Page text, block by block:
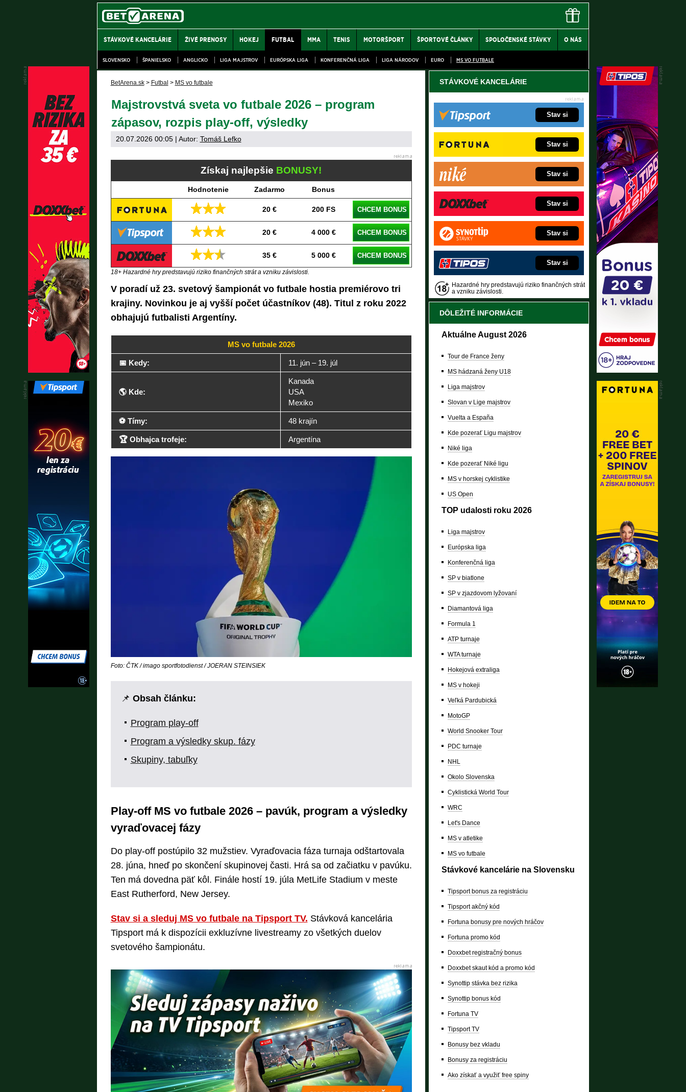
STÁVKOVÉ KANCELÁRIE ŽIVÉ PRENOSY HOKEJ FUTBAL MMA TENIS MOTORŠPORT ŠPORTOVÉ ČLÁNKY SPOLOČENSKÉ STÁVKY O NÁS
SLOVENSKO ŠPANIELSKO ANGLICKO LIGA MAJSTROV EURÓPSKA LIGA KONFERENČNÁ LIGA LIGA NÁRODOV EURO MS VO FUTBALE
BetArena.sk > Futbal > MS vo futbale
Majstrovstvá sveta vo futbale 2026 – program
zápasov, rozpis play-off, výsledky
20.07.2026 00:05| Autor: Tomáš Lefko
Získaj najlepšie BONUSY!
Hodnotenie Zadarmo Bonus
20 € 200 FS CHCEM BONUS
20 € 4 000 € CHCEM BONUS
35 € 5 000 € CHCEM BONUS
18+ Hazardné hry predstavujú riziko finančných strát a vzniku závislosti.
V poradí už 23. svetový šampionát vo futbale hostia premiérovo tri
krajiny. Novinkou je aj vyšší počet účastníkov (48). Titul z roku 2022
obhajujú futbalisti Argentíny.
MS vo futbale 2026
📅 Kedy: 11. jún – 19. júl
🌎 Kde:
Kanada
USA
Mexiko
⚽ Tímy: 48 krajín
🏆 Obhajca trofeje: Argentína
Foto: ČTK / imago sportfotodienst / JOERAN STEINSIEK
📌 Obsah článku:
Program play-off
Program a výsledky skup. fázy
Skupiny, tabuľky
Play-off MS vo futbale 2026 – pavúk, program a výsledky
vyraďovacej fázy
Do play-off postúpilo 32 mužstiev. Vyraďovacia fáza turnaja odštartovala
28. júna, hneď po skončení skupinovej časti. Hrá sa od začiatku v pavúku.
Ten má dovedna päť kôl. Finále hostí 19. júla MetLife Stadium v meste
East Rutherford, New Jersey.
Stav si a sleduj MS vo futbale na Tipsport TV. Stávková kancelária
Tipsport má k dispozícii exkluzívne livestreamy zo všetkých duelov
svetového šampionátu.
STÁVKOVÉ KANCELÁRIE
Stav si
Stav si
Stav si
Stav si
Stav si
Stav si
Hazardné hry predstavujú riziko finančných strát
a vzniku závislosti.
DÔLEŽITÉ INFORMÁCIE
Aktuálne August 2026
Tour de France ženy
MS hádzaná ženy U18
Liga majstrov
Slovan v Lige majstrov
Vuelta a España
Kde pozerať Ligu majstrov
Niké liga
Kde pozerať Niké ligu
MS v horskej cyklistike
US Open
TOP udalosti roku 2026
Liga majstrov
Európska liga
Konferenčná liga
SP v biatlone
SP v zjazdovom lyžovaní
Diamantová liga
Formula 1
ATP turnaje
WTA turnaje
Hokejová extraliga
MS v hokeji
Veľká Pardubická
MotoGP
World Snooker Tour
PDC turnaje
NHL
Okolo Slovenska
Cyklistická World Tour
WRC
Let's Dance
MS v atletike
MS vo futbale
Stávkové kancelárie na Slovensku
Tipsport bonus za registráciu
Tipsport akčný kód
Fortuna bonusy pre nových hráčov
Fortuna promo kód
Doxxbet registračný bonus
Doxxbet skaut kód a promo kód
Synottip stávka bez rizika
Synottip bonus kód
Fortuna TV
Tipsport TV
Bonusy bez vkladu
Bonusy za registráciu
Ako získať a využiť free spiny